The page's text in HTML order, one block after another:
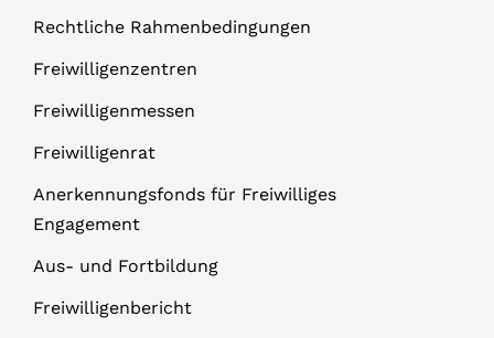
Rechtliche Rahmenbedingungen
Freiwilligenzentren
Freiwilligenmessen
Freiwilligenrat
Anerkennungsfonds für Freiwilliges
Engagement
Aus- und Fortbildung
Freiwilligenbericht